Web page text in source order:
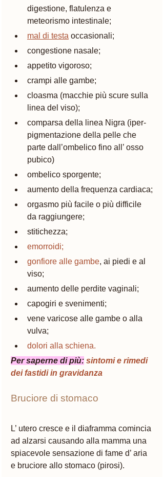
digestione, flatulenza e
meteorismo intestinale;
mal di testa occasionali;
congestione nasale;
appetito vigoroso;
crampi alle gambe;
cloasma (macchie più scure sulla
linea del viso);
comparsa della linea Nigra (iper-
pigmentazione della pelle che
parte dall’ombelico fino all’ osso
pubico)
ombelico sporgente;
aumento della frequenza cardiaca;
orgasmo più facile o più difficile
da raggiungere;
stitichezza;
emorroidi;
gonfiore alle gambe, ai piedi e al
viso;
aumento delle perdite vaginali;
capogiri e svenimenti;
vene varicose alle gambe o alla
vulva;
dolori alla schiena.
Per saperne di più: sintomi e rimedi
dei fastidi in gravidanza
Bruciore di stomaco
L’ utero cresce e il diaframma comincia
ad alzarsi causando alla mamma una
spiacevole sensazione di fame d’ aria
e bruciore allo stomaco (pirosi).